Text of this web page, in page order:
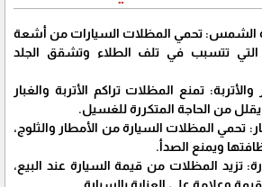
الشمس: تحمي المظلات السيارات من أشعة
تتسبب في تلف الطلاء وتشقق الجلد
والأتربة: تمنع المظلات تراكم الأتربة والغبار
يقلل من الحاجة المتكررة للغسيل.
تحمي المظلات السيارة من الأمطار والثلوج،
ويمنع الصدأ.
تزيد المظلات من قيمة السيارة عند البيع،